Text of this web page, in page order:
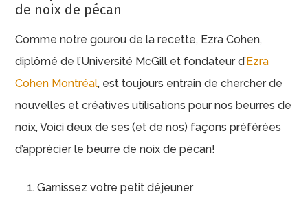
de noix de pécan
Comme notre gourou de la recette, Ezra Cohen,
diplômé de l’Université McGill et fondateur d’Ezra
Cohen Montréal, est toujours entrain de chercher de
nouvelles et créatives utilisations pour nos beurres de
noix, Voici deux de ses (et de nos) façons préférées
d’apprécier le beurre de noix de pécan!
Garnissez votre petit déjeuner